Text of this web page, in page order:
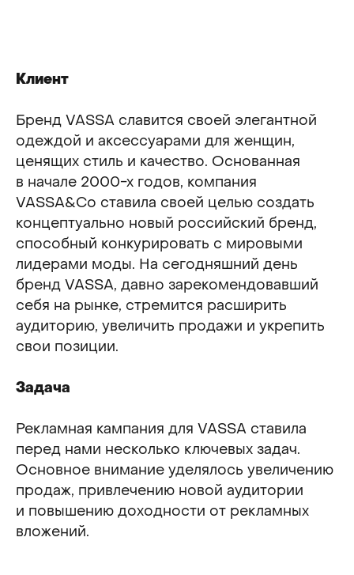
Клиент
Бренд VASSA славится своей элегантной
одеждой и аксессуарами для женщин,
ценящих стиль и качество. Основанная
в начале 2000-х годов, компания
VASSA&Co ставила своей целью создать
концептуально новый российский бренд,
способный конкурировать с мировыми
лидерами моды. На сегодняшний день
бренд VASSA, давно зарекомендовавший
себя на рынке, стремится расширить
аудиторию, увеличить продажи и укрепить
свои позиции.
Задача
Рекламная кампания для VASSA ставила
перед нами несколько ключевых задач.
Основное внимание уделялось увеличению
продаж, привлечению новой аудитории
и повышению доходности от рекламных
вложений.